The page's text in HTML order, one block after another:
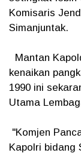
Komisaris
Simanjuntak.
Mantan
kenaikan
1990 ini
Utama
"Komjen
Kapolri bidang